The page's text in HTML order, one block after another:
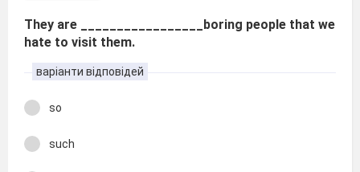
They are _________________boring people that we
hate to visit them.
варіанти відповідей
so
such